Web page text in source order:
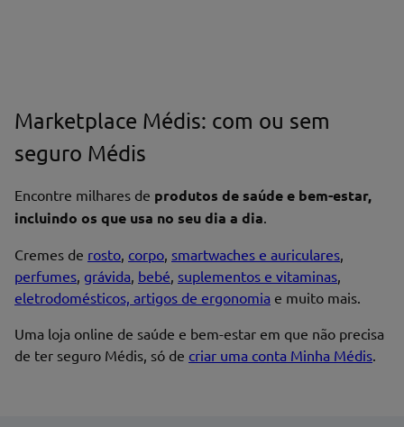
Marketplace Médis: com ou sem
seguro Médis
Encontre milhares de produtos de saúde e bem-estar,
incluindo os que usa no seu dia a dia.
Cremes de rosto, corpo, smartwaches e auriculares,
perfumes, grávida, bebé, suplementos e vitaminas,
eletrodomésticos, artigos de ergonomia e muito mais.
Uma loja online de saúde e bem-estar em que não precisa
de ter seguro Médis, só de criar uma conta Minha Médis.